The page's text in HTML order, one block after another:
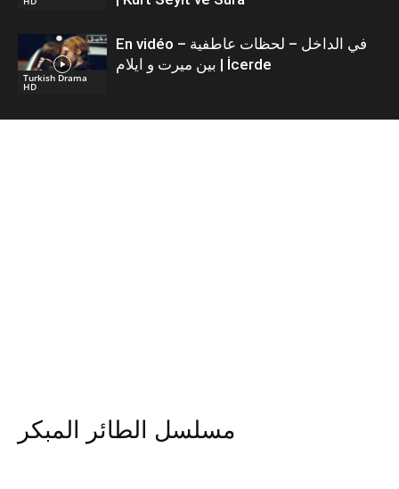
Turkish Drama
HD
En vidéo – في الداخل – لحظات عاطفية
بين ميرت و ايلام | İcerde
مسلسل الطائر المبكر